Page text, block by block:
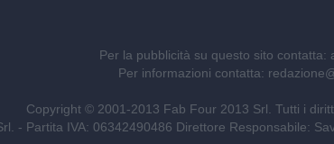
Per la pubblicità su questo sito contatta:
Per informazioni contatta:
Copyright © 2001-2013 Fab Four 2013 Srl. Tutti i
- Partita IVA: 06342490486 Direttore Responsabile: